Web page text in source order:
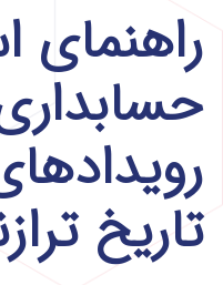
راهنمای
تاریخ